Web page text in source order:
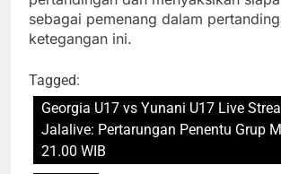
sebagai pemenang dalam
ketegangan ini.
Tagged:
Georgia U17 vs Yunani U17 Live
Jalalive: Pertarungan Penentu Grup
21.00 WIB